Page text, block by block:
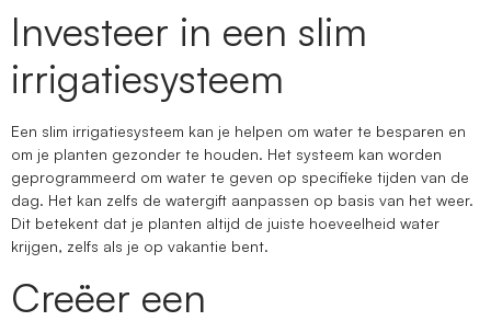
Investeer in een slim
irrigatiesysteem
Een slim irrigatiesysteem kan je helpen om water te besparen en
om je planten gezonder te houden. Het systeem kan worden
geprogrammeerd om water te geven op specifieke tijden van de
dag. Het kan zelfs de watergift aanpassen op basis van het weer.
Dit betekent dat je planten altijd de juiste hoeveelheid water
krijgen, zelfs als je op vakantie bent.
Creëer een